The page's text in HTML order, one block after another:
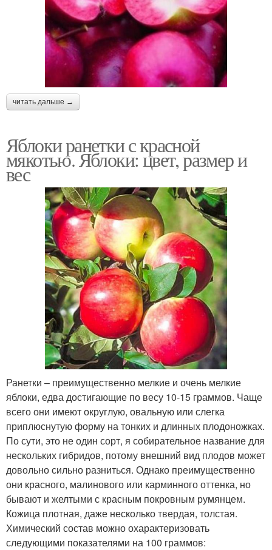
читать дальше →
Яблоки ранетки с красной
мякотью. Яблоки: цвет, размер и
вес
Ранетки – преимущественно мелкие и очень мелкие
яблоки, едва достигающие по весу 10-15 граммов. Чаще
всего они имеют округлую, овальную или слегка
приплюснутую форму на тонких и длинных плодоножках.
По сути, это не один сорт, я собирательное название для
нескольких гибридов, потому внешний вид плодов может
довольно сильно разниться. Однако преимущественно
они красного, малинового или карминного оттенка, но
бывают и желтыми с красным покровным румянцем.
Кожица плотная, даже несколько твердая, толстая.
Химический состав можно охарактеризовать
следующими показателями на 100 граммов: